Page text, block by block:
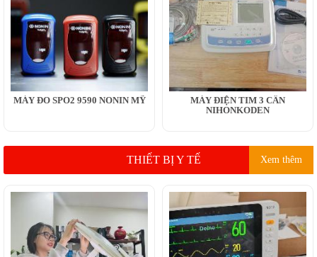
MÁY ĐO SPO2 9590 NONIN MỸ
MÁY ĐIỆN TIM 3 CẦN
NIHONKODEN
THIẾT BỊ Y TẾ Xem thêm